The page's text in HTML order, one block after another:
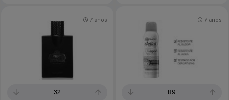
32
7 años
89
7 años